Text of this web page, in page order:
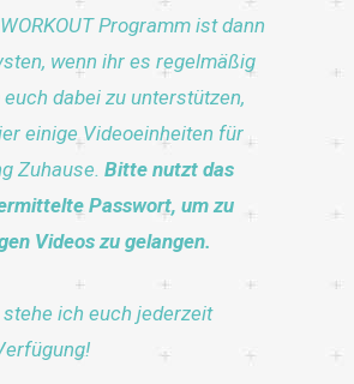
Programm ist dann
wenn ihr es regelmäßig
dabei zu unterstützen,
einige Videoeinheiten für
Zuhause. Bitte nutzt das
Passwort, um zu
Videos zu gelangen.
stehe ich euch jederzeit